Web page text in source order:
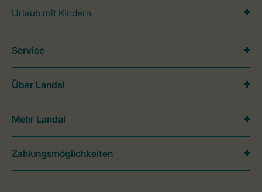
Urlaub mit Kindern
Service
Über Landal
Mehr Landal
Zahlungsmöglichkeiten